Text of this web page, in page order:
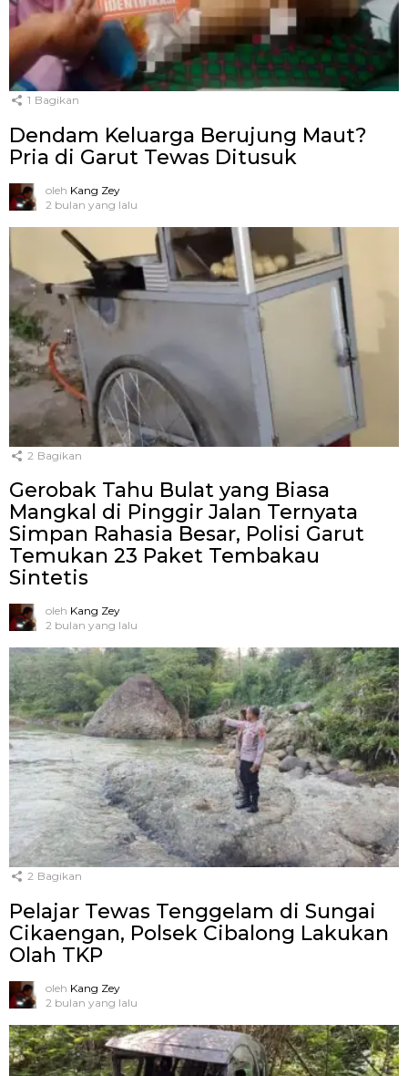
1 Bagikan
Dendam Keluarga Berujung Maut?
Pria di Garut Tewas Ditusuk
oleh Kang Zey
2 bulan yang lalu
2 Bagikan
Gerobak Tahu Bulat yang Biasa
Mangkal di Pinggir Jalan Ternyata
Simpan Rahasia Besar, Polisi Garut
Temukan 23 Paket Tembakau
Sintetis
oleh Kang Zey
2 bulan yang lalu
2 Bagikan
Pelajar Tewas Tenggelam di Sungai
Cikaengan, Polsek Cibalong Lakukan
Olah TKP
oleh Kang Zey
2 bulan yang lalu